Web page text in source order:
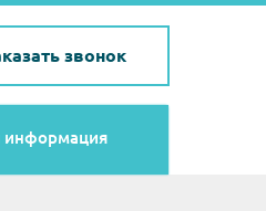
звонок
информация